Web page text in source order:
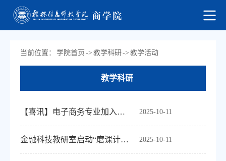
当前位置： 学院首页 -> 教学科研-> 教学活动
教学科研
2025-10-11
【喜讯】电子商务专业加入教育部电子商务虚拟教研室
2025-10-11
金融科技教研室启动“磨课计划”推动课堂教学质量提升